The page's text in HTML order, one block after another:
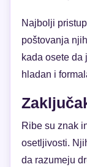
Najbolji
poštovanja
kada osete da
hladan i
Ribe su znak
osetljivosti.
da razumeju